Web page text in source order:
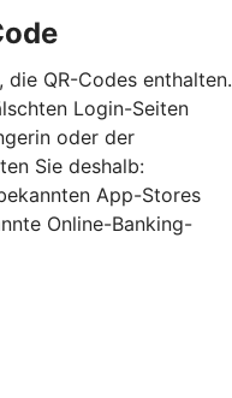
QR-Codes enthalten.
Login-Seiten
oder der
Sie deshalb:
App-Stores
Online-Banking-